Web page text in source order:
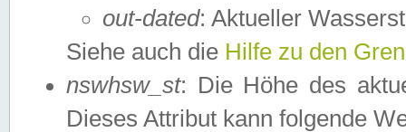
out-dated: Aktueller
Siehe auch die Hilfe zu den
nswhsw_st: Die Höhe des
Dieses Attribut kann folgende